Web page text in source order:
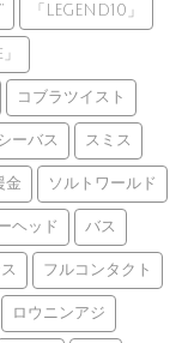
「LEGEND10」
コブラツイスト
ーバス スミス
金 ソルトワールド
ヘッド バス
フルコンタクト
ロウニンアジ